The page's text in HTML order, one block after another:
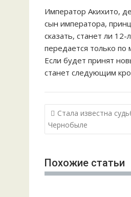
Император Акихито,
сын императора,
сказать, станет ли
передается только
Если будет принят
станет следующим
Н
а
г
а
Стала известна
Чернобыле
Похожие статьи